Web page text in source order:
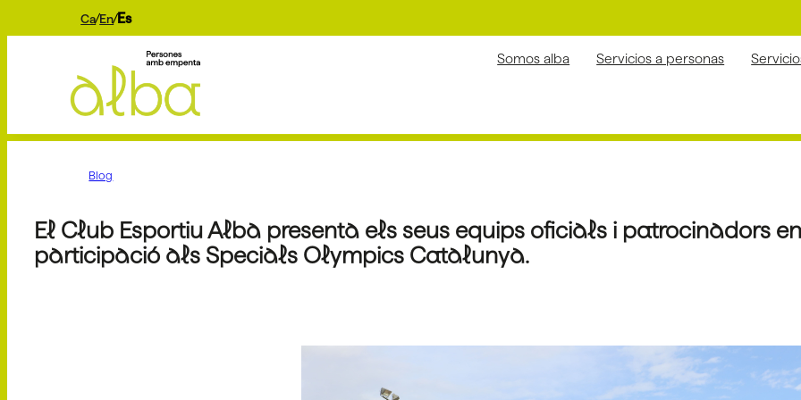
Ca En Es
Somos alba Servicios a personas
Blog
El Club Esportiu Alba presenta els seus equips oficials i patrocinadors
participació als Specials Olympics Catalunya.